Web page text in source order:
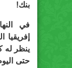
بنك!
في
ينظر
حتى